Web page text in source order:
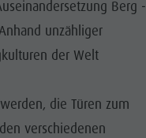
Berg -
unzähliger
der Welt
die Türen zum
verschiedenen